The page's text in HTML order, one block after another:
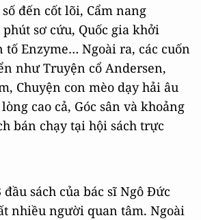
đến cốt lõi, Cẩm nang
sơ cứu, Quốc gia khởi
tố Enzyme… Ngoài ra, các cuốn
như Truyện cổ Andersen,
Chuyện con mèo dạy hải âu
cao cả, Góc sân và khoảng
bán chạy tại hội sách trực
sách của bác sĩ Ngô Đức
nhiều người quan tâm. Ngoài